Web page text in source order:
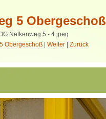
5 Obergeschoß
Nelkenweg 5 - 4.jpeg
Obergeschoß| Weiter Zurück